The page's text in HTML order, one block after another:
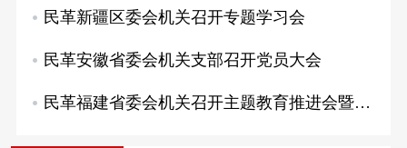
民革新疆区委会机关召开专题学习会
民革安徽省委会机关支部召开党员大会
民革福建省委会机关召开主题教育推进会暨半年…